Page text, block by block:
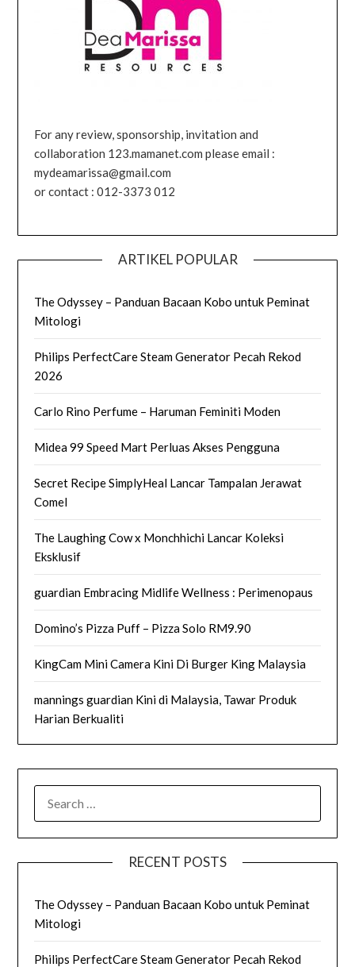
For any review, sponsorship, invitation and
collaboration 123.mamanet.com please email :
mydeamarissa@gmail.com
or contact : 012-3373 012
ARTIKEL POPULAR
The Odyssey – Panduan Bacaan Kobo untuk Peminat
Mitologi
Philips PerfectCare Steam Generator Pecah Rekod
2026
Carlo Rino Perfume – Haruman Feminiti Moden
Midea 99 Speed Mart Perluas Akses Pengguna
Secret Recipe SimplyHeal Lancar Tampalan Jerawat
Comel
The Laughing Cow x Monchhichi Lancar Koleksi
Eksklusif
guardian Embracing Midlife Wellness : Perimenopaus
Domino’s Pizza Puff – Pizza Solo RM9.90
KingCam Mini Camera Kini Di Burger King Malaysia
mannings guardian Kini di Malaysia, Tawar Produk
Harian Berkualiti
FOR:
RECENT POSTS
The Odyssey – Panduan Bacaan Kobo untuk Peminat
Mitologi
Philips PerfectCare Steam Generator Pecah Rekod